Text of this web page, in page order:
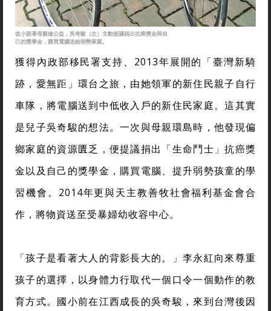
從小跟著母親做公益，吳奇駿（左）主動提議捐出抗癌獎金與自
己的獎學金，購買電腦送給弱勢家庭。
獲得內政部移民署支持、2013年展開的「臺灣新騎
跡，愛無距」環台之旅，由她領軍的新住民親子自行
車隊，將電腦送到中低收入戶的新住民家庭。這其實
是兒子吳奇駿的想法。一次與母親環島時，他發現偏
鄉家庭的資源匱乏，便提議捐出「生命鬥士」抗癌獎
金以及自己的獎學金，購買電腦、提升弱勢孩童的學
習機會。2014年更與天主教善牧社會福利基金會合
作，將物資送至受暴婦幼收容中心。
「孩子是看著大人的背影長大的。」李永紅向來尊重
孩子的選擇，以身體力行取代一個口令一個動作的教
育方式。國小前在江西成長的吳奇駿，來到台灣後因